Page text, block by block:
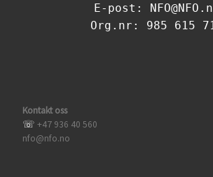
E-post:
Org.nr: 985 615
Kontakt oss
☏ +47 936 40 560
nfo@nfo.no